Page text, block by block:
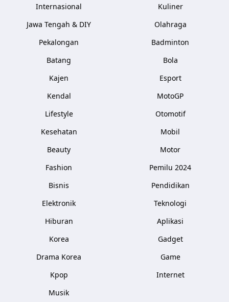
Internasional
Jawa Tengah & DIY
Pekalongan
Batang
Kajen
Kendal
Lifestyle
Kesehatan
Beauty
Fashion
Bisnis
Elektronik
Hiburan
Korea
Drama Korea
Kpop
Musik
Kuliner
Olahraga
Badminton
Bola
Esport
MotoGP
Otomotif
Mobil
Motor
Pemilu 2024
Pendidikan
Teknologi
Aplikasi
Gadget
Game
Internet